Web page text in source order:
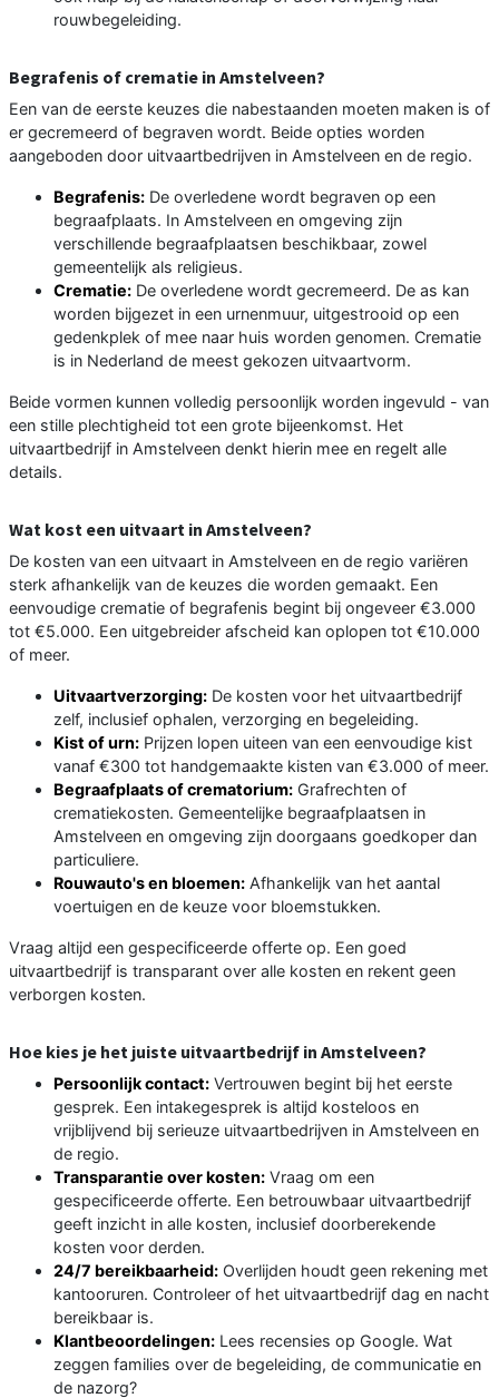
rouwbegeleiding.
Begrafenis of crematie in Amstelveen?
Een van de eerste keuzes die nabestaanden moeten maken is of
er gecremeerd of begraven wordt. Beide opties worden
aangeboden door uitvaartbedrijven in Amstelveen en de regio.
Begrafenis: De overledene wordt begraven op een
begraafplaats. In Amstelveen en omgeving zijn
verschillende begraafplaatsen beschikbaar, zowel
gemeentelijk als religieus.
Crematie: De overledene wordt gecremeerd. De as kan
worden bijgezet in een urnenmuur, uitgestrooid op een
gedenkplek of mee naar huis worden genomen. Crematie
is in Nederland de meest gekozen uitvaartvorm.
Beide vormen kunnen volledig persoonlijk worden ingevuld - van
een stille plechtigheid tot een grote bijeenkomst. Het
uitvaartbedrijf in Amstelveen denkt hierin mee en regelt alle
details.
Wat kost een uitvaart in Amstelveen?
De kosten van een uitvaart in Amstelveen en de regio variëren
sterk afhankelijk van de keuzes die worden gemaakt. Een
eenvoudige crematie of begrafenis begint bij ongeveer €3.000
tot €5.000. Een uitgebreider afscheid kan oplopen tot €10.000
of meer.
Uitvaartverzorging: De kosten voor het uitvaartbedrijf
zelf, inclusief ophalen, verzorging en begeleiding.
Kist of urn: Prijzen lopen uiteen van een eenvoudige kist
vanaf €300 tot handgemaakte kisten van €3.000 of meer.
Begraafplaats of crematorium: Grafrechten of
crematiekosten. Gemeentelijke begraafplaatsen in
Amstelveen en omgeving zijn doorgaans goedkoper dan
particuliere.
Rouwauto's en bloemen: Afhankelijk van het aantal
voertuigen en de keuze voor bloemstukken.
Vraag altijd een gespecificeerde offerte op. Een goed
uitvaartbedrijf is transparant over alle kosten en rekent geen
verborgen kosten.
Hoe kies je het juiste uitvaartbedrijf in Amstelveen?
Persoonlijk contact: Vertrouwen begint bij het eerste
gesprek. Een intakegesprek is altijd kosteloos en
vrijblijvend bij serieuze uitvaartbedrijven in Amstelveen en
de regio.
Transparantie over kosten: Vraag om een
gespecificeerde offerte. Een betrouwbaar uitvaartbedrijf
geeft inzicht in alle kosten, inclusief doorberekende
kosten voor derden.
24/7 bereikbaarheid: Overlijden houdt geen rekening met
kantooruren. Controleer of het uitvaartbedrijf dag en nacht
bereikbaar is.
Klantbeoordelingen: Lees recensies op Google. Wat
zeggen families over de begeleiding, de communicatie en
de nazorg?